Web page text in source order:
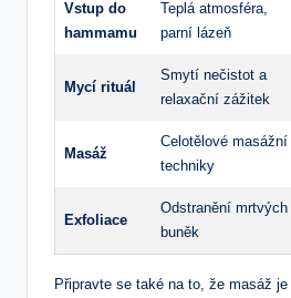
Vstup do
hammamu
Teplá atmosféra,
parní lázeň
Mycí ‌rituál
Smytí nečistot​ a ​
relaxační zážitek
Masáž
Celotělové‌ masážní
techniky
Exfoliace
Odstranění mrtvých
buněk
Připravte se také na to, že masáž je